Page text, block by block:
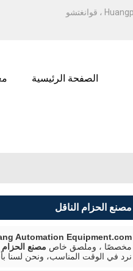
الصفحة الرئيسية
مصنع الحزام الناقل
Automation Equipment.com
مخصصًا ، وملصق خاص مصنع الحزام
نرد في الوقت المناسب، ونحن لسنا